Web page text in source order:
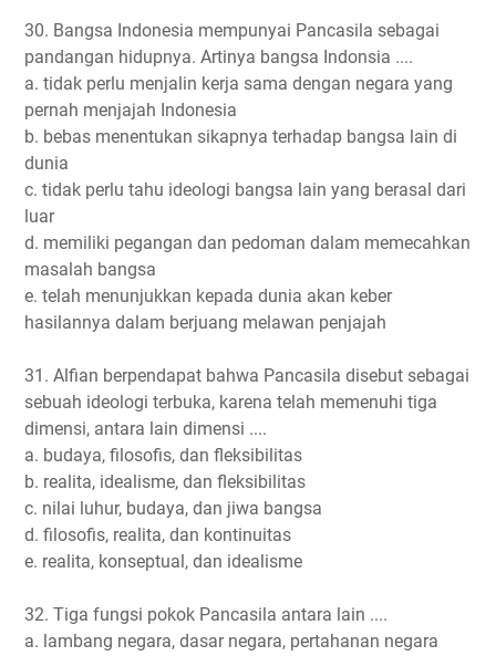
30. Bangsa Indonesia mempunyai Pancasila sebagai
pandangan hidupnya. Artinya bangsa Indonsia ....
a. tidak perlu menjalin kerja sama dengan negara yang
pernah menjajah Indonesia
b. bebas menentukan sikapnya terhadap bangsa lain di
dunia
c. tidak perlu tahu ideologi bangsa lain yang berasal dari
luar
d. memiliki pegangan dan pedoman dalam memecahkan
masalah bangsa
e. telah menunjukkan kepada dunia akan keber
hasilannya dalam berjuang melawan penjajah
31. Alfian berpendapat bahwa Pancasila disebut sebagai
sebuah ideologi terbuka, karena telah memenuhi tiga
dimensi, antara lain dimensi ....
a. budaya, filosofis, dan fleksibilitas
b. realita, idealisme, dan fleksibilitas
c. nilai luhur, budaya, dan jiwa bangsa
d. filosofis, realita, dan kontinuitas
e. realita, konseptual, dan idealisme
32. Tiga fungsi pokok Pancasila antara lain ....
a. lambang negara, dasar negara, pertahanan negara